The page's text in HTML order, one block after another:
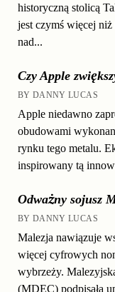
historyczną stolicą
jest czymś więcej
nad...
Czy Apple
BY DANNY LUCAS
Apple niedawno
obudowami
rynku tego metalu.
inspirowany tą
Odważny sojusz
BY DANNY LUCAS
Malezja nawiązuje
więcej cyfrowych
wybrzeży.
(MDEC) podpisała